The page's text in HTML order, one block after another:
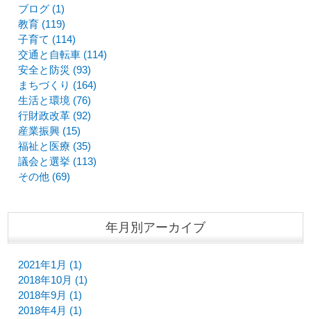
ブログ (1)
教育 (119)
子育て (114)
交通と自転車 (114)
安全と防災 (93)
まちづくり (164)
生活と環境 (76)
行財政改革 (92)
産業振興 (15)
福祉と医療 (35)
議会と選挙 (113)
その他 (69)
年月別アーカイブ
2021年1月 (1)
2018年10月 (1)
2018年9月 (1)
2018年4月 (1)